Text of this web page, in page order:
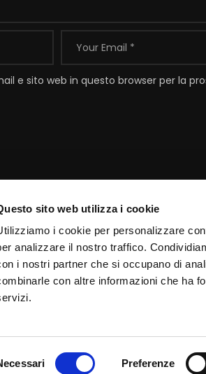
sito web utilizza i cookie
i cookie per personalizzare
analizzare il nostro traffico.
i nostri partner che si occupano di
con altre informazioni che ha
Preferenze
e sito web in questo browser per la
Pio
Email:
Tel:
Pagina